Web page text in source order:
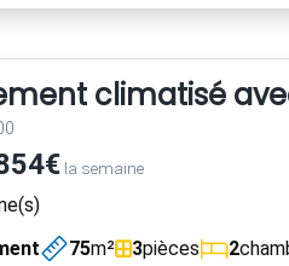
climatisé
la semaine
75m² 3pièces 2